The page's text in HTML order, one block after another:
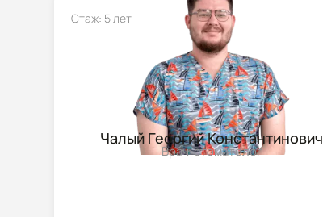
Стаж: 5 лет
Чалый Георгий Константинович
Врач-стоматолог